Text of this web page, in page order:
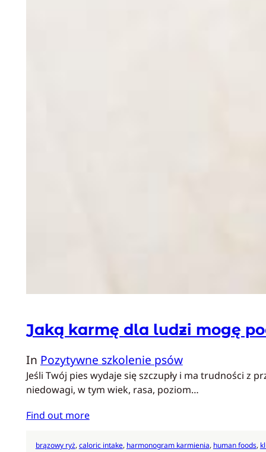
Jaką karmę dla ludzi mogę
In Pozytywne szkolenie psów
Jeśli Twój pies wydaje się szczupły i ma trudności
niedowagi, w tym wiek, rasa, poziom…
Find out more
brązowy ryż, caloric intake, harmonogram karmienia, human foods,